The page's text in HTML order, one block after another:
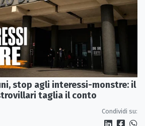
stop agli interessi-monstre: il
taglia il conto
Condividi su: